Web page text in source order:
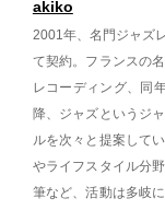
akiko
2001年、名門ジャズ
て契約。フランスの
レコーディング、同
降、ジャズというジ
ルを次々と提案して
やライフスタイル分
筆など、活動は多岐